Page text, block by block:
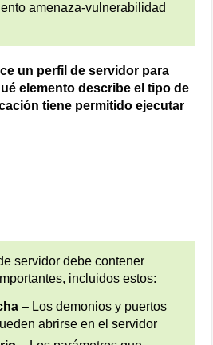
amenaza-vulnerabilidad
un perfil de servidor para
elemento describe el tipo de
tiene permitido ejecutar
servidor debe contener
incluidos estos:
– Los demonios y puertos
abrirse en el servidor